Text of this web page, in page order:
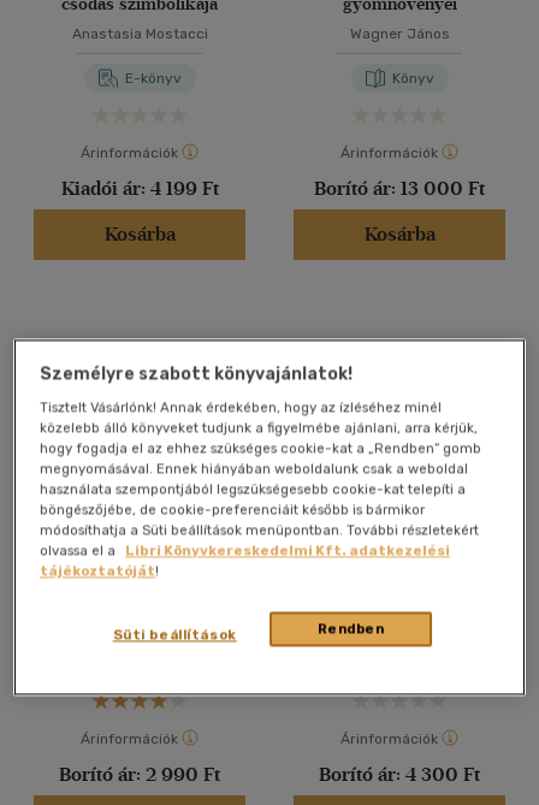
Német(2)
Vélemény szerint
csodás szimbolikája
Anastasia Mostacci
E-könyv
Árinformációk
Kiadói ár: 4 199 Ft
Kosárba
gyomnövényei
Wagner János
Könyv
Árinformációk
Borító ár: 13 000 Ft
Kosárba
Gyógyító kövek
Árinformációk
Borító ár: 2 990 Ft
kézikönyve
Hazslinszky Frigyes Ákos
Árinformációk
Borító ár: 4 300 Ft
Személyre szabott könyvajánlatok!
Tisztelt Vásárlónk! Annak érdekében, hogy az ízléséhez minél
közelebb álló könyveket tudjunk a figyelmébe ajánlani, arra kérjük,
hogy fogadja el az ehhez szükséges cookie-kat a „Rendben” gomb
megnyomásával. Ennek hiányában weboldalunk csak a weboldal
használata szempontjából legszükségesebb cookie-kat telepíti a
böngészőjébe, de cookie-preferenciáit később is bármikor
módosíthatja a Süti beállítások menüpontban. További részletekért
olvassa el a
Libri Könyvkereskedelmi Kft. adatkezelési
tájékoztatóját!
Rendben
Süti beállítások